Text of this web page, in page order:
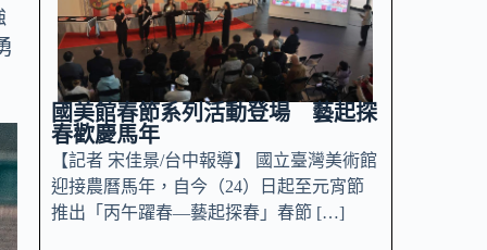
國美館春節系列活動登場 藝起探
春歡慶馬年
【記者 宋佳景/台中報導】 國立臺灣美術館
迎接農曆馬年，自今（24）日起至元宵節
推出「丙午躍春—藝起探春」春節 […]